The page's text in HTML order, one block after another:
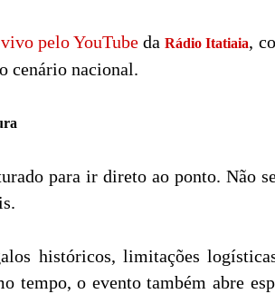
pelo YouTubedaRádio Itatiaia,
cenário nacional.
para ir direto ao ponto. Não
históricos, limitações
tempo, o evento também abre